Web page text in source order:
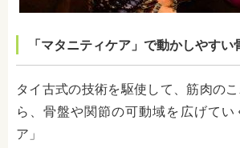
「マタニティケア」で動かしやすい
タイ古式の技術を駆使して、筋肉の
ら、骨盤や関節の可動域を広げてい
ア」